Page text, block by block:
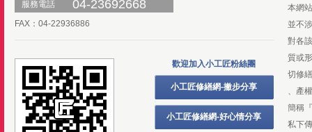
服務電話
04-23692668
FAX：04-22936886
歡迎加入小工匠粉絲團
小工匠修繕網-撇步分享
小工匠修繕網-好心情分享
本網
並不
對各
質或
切修
、產
簡稱
私下